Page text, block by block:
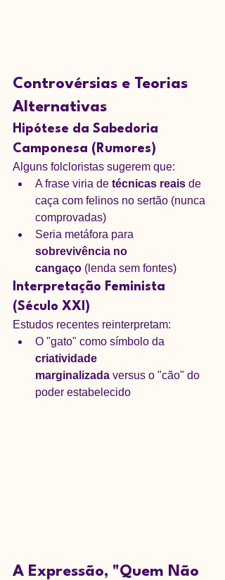
Controvérsias e Teorias
Alternativas
Hipótese da Sabedoria
Camponesa (Rumores)
Alguns folcloristas sugerem que:
A frase viria de técnicas reais de
caça com felinos no sertão (nunca
comprovadas)
Seria metáfora para
sobrevivência no
cangaço (lenda sem fontes)
Interpretação Feminista
(Século XXI)
Estudos recentes reinterpretam:
O "gato" como símbolo da
criatividade
marginalizada versus o "cão" do
poder estabelecido
A Expressão, "Quem Não